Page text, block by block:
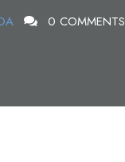
0 COMMENTS